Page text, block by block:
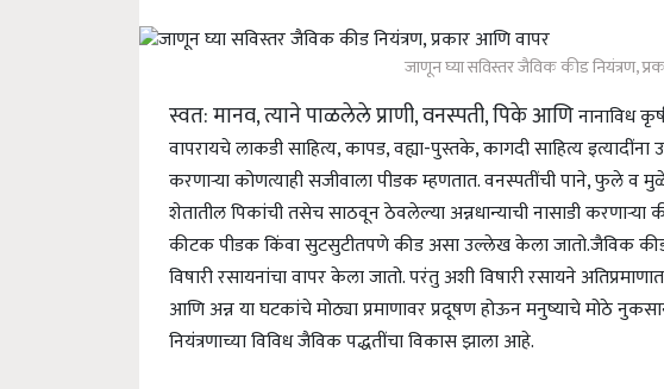
जाणून घ्या सविस्तर जैविक कीड नियंत्रण,
स्वत: मानव, त्याने पाळलेले प्राणी, वनस्पती, पिके आणिनानाविध
वापरायचे लाकडी साहित्य, कापड, वह्या-पुस्तके, कागदी साहित्य
करणाऱ्या कोणत्याही सजीवाला पीडक म्हणतात. वनस्पतींची पाने, फुले व
शेतातील पिकांची तसेच साठवून ठेवलेल्या अन्नधान्याची नासाडी
कीटक पीडक किंवा सुटसुटीतपणे कीड असा उल्लेख केला जातो.जैविक
विषारी रसायनांचा वापर केला जातो. परंतु अशी विषारी रसायने
आणि अन्न या घटकांचे मोठ्या प्रमाणावर प्रदूषण होऊन मनुष्याचे मोठे
नियंत्रणाच्या विविध जैविक पद्धतींचा विकास झाला आहे.